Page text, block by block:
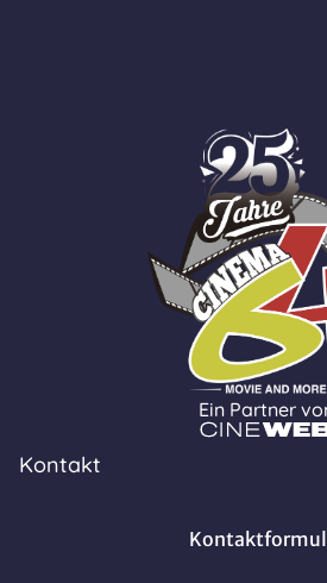
Ein Partner
Kontakt